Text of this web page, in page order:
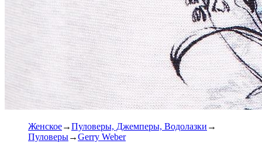
Женское
Пуловеры, Джемперы, Водолазки
Пуловеры
Gerry Weber